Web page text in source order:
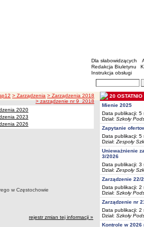
BIP -
Menu dodatkowe
Dla słabowidzących
Redakcja Biuletynu
Instrukcja obsługi
Wyszukiwarka
> Zarządzenia > Zarządzenia 2018
> zarządzenie nr 9_2018
2020
2023
2026
w Częstochowie
rejestr zmian tej informacji »
20 OSTATNIO
Mienie 2025
Data publikacji: 5
Dział: Szkoły
Zapytanie
Data publikacji: 5
Dział: Zespoły
Unieważnienie
3/2026
Data publikacji: 3
Dział: Zespoły
Zarządzenie 22/
Data publikacji: 2
Dział: Szkoły
Zarządzenie nr
Data publikacji: 2
Dział: Szkoły
Kontrole w 2026